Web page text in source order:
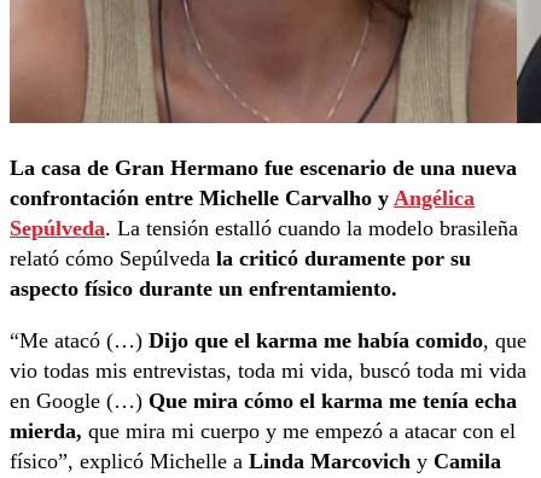
La casa de Gran Hermano fue escenario de una nueva
confrontación entre Michelle Carvalho y Angélica
Sepúlveda. La tensión estalló cuando la modelo brasileña
relató cómo Sepúlveda la criticó duramente por su
aspecto físico durante un enfrentamiento.
“Me atacó (…) Dijo que el karma me había comido, que
vio todas mis entrevistas, toda mi vida, buscó toda mi vida
en Google (…) Que mira cómo el karma me tenía echa
mierda, que mira mi cuerpo y me empezó a atacar con el
físico”, explicó Michelle a Linda Marcovich y Camila